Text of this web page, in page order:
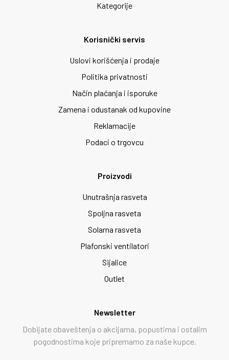
Kategorije
Korisnički servis
Uslovi korišćenja i prodaje
Politika privatnosti
Način plaćanja i isporuke
Zamena i odustanak od kupovine
Reklamacije
Podaci o trgovcu
Proizvodi
Unutrašnja rasveta
Spoljna rasveta
Solarna rasveta
Plafonski ventilatori
Sijalice
Outlet
Newsletter
Dobijate obaveštenja o akcijama, popustima i ostalim
pogodnostima koje pripremamo za naše kupce.